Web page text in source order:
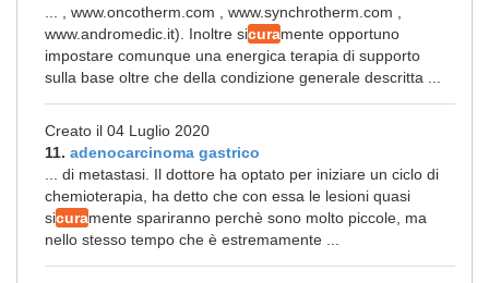
... , www.oncotherm.com , www.synchrotherm.com ,
www.andromedic.it). Inoltre sicuramente opportuno
impostare comunque una energica terapia di supporto
sulla base oltre che della condizione generale descritta ...
Creato il 04 Luglio 2020
11. adenocarcinoma gastrico
... di metastasi. Il dottore ha optato per iniziare un ciclo di
chemioterapia, ha detto che con essa le lesioni quasi
sicuramente spariranno perchè sono molto piccole, ma
nello stesso tempo che è estremamente ...